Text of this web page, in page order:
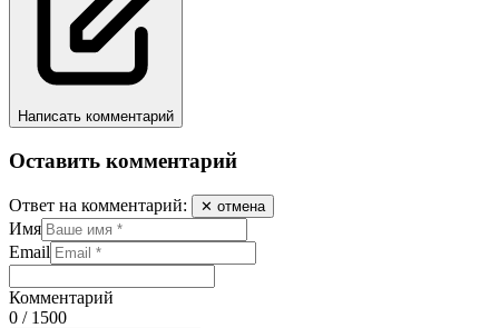
Написать комментарий
Оставить комментарий
Ответ на комментарий: ✕ отмена
Имя
Email
Комментарий
0 / 1500